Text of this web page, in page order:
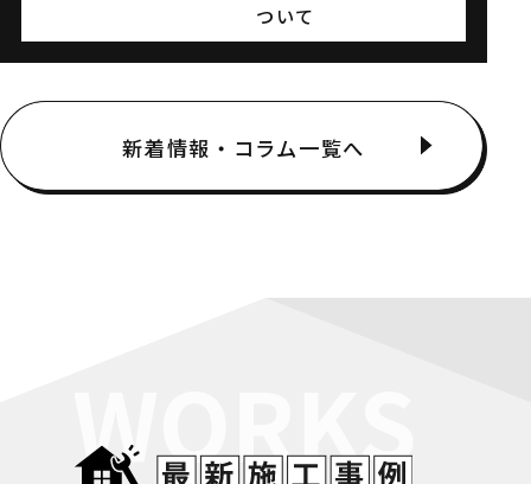
ついて
【地域貢献】吉川市の
環境美化と交流の一日
2026.7.20
新着情報・コラム一覧へ